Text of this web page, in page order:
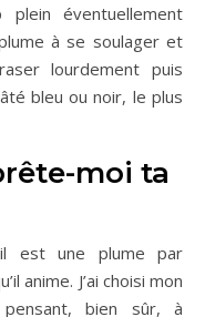
éventuellement
à se soulager et
lourdement puis
bleu ou noir, le plus
moi ta
est une plume par
anime. J’ai choisi mon
bien sûr, à